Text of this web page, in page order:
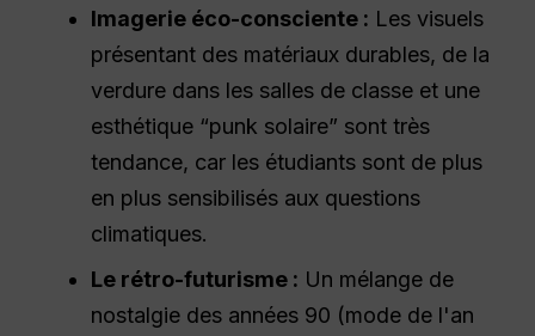
Imagerie éco-consciente : Les visuels
présentant des matériaux durables, de la
verdure dans les salles de classe et une
esthétique “punk solaire” sont très
tendance, car les étudiants sont de plus
en plus sensibilisés aux questions
climatiques.
Le rétro-futurisme : Un mélange de
nostalgie des années 90 (mode de l'an